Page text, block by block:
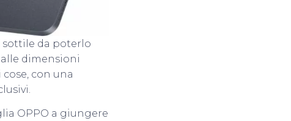
sottile da poterlo
dimensioni
con una
OPPO a giungere